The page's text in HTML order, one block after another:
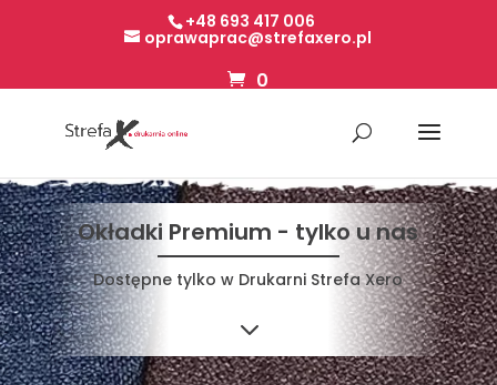
+48 693 417 006
oprawaprac@strefaxero.pl
0
Okładki Premium - tylko u nas
Dostępne tylko w Drukarni Strefa Xero
3